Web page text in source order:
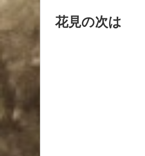
花見の次は